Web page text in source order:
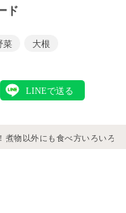
ド
菜 大根
物以外にも食べ方いろいろ